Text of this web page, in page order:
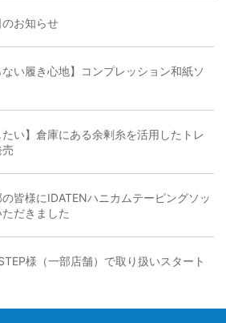
のお知らせ
ない履き心地】コンプレッション和紙ソ
たい】倉庫にある余剰糸を活用したトレ
の皆様にIDATENハニカムテーピングソッ
だきました
様（一部店舗）で取り扱いスタート